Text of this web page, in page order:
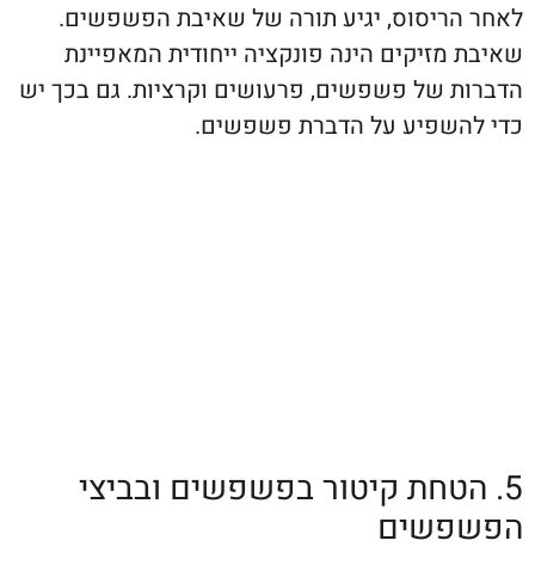
יגיע תורה של שאיבת הפשפשים.
הינה פונקציה ייחודית המאפיינת
של פשפשים, פרעושים וקרציות. גם בכך יש
על הדברת פשפשים.
קיטור בפשפשים ובביצי